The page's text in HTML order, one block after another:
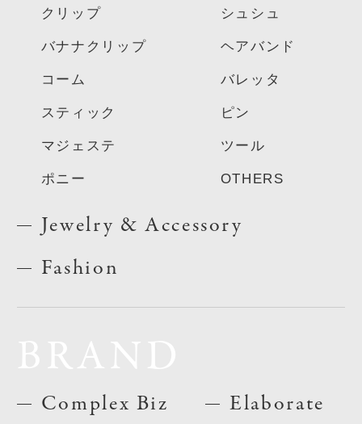
クリップ
バナナクリップ
コーム
スティック
マジェステ
ポニー
シュシュ
ヘアバンド
バレッタ
ピン
ツール
OTHERS
Jewelry & Accessory
Fashion
Complex Biz
Elaborate